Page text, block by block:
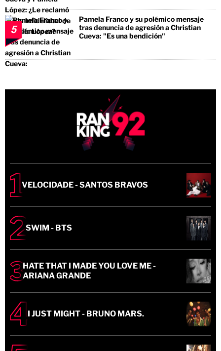
5
Pamela Franco y su polémico mensaje
tras denuncia de agresión a Christian
Cueva: "Es una bendición"
VELOCIDADE - SANTOS BRAVOS
SWIM - BTS
HATE THAT I MADE YOU LOVE ME -
ARIANA GRANDE
I JUST MIGHT - BRUNO MARS.